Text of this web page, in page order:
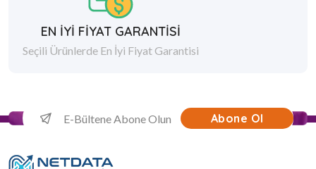
EN İYİ FİYAT GARANTİSİ
Seçili Ürünlerde En İyi Fiyat Garantisi
Abone Ol